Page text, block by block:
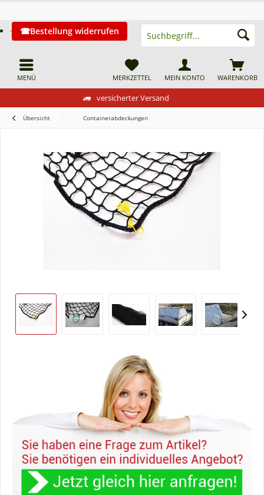
versicherter Versand
MENÜ
Bestellung widerrufen
WARENKORB
MERKZETTEL MEIN KONTO
Übersicht Containerabdeckungen